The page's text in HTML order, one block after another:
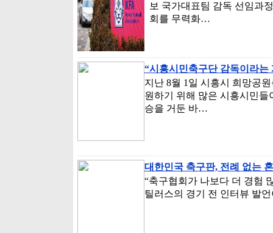
보 국가대표팀 감독 선임과
회를 무력화…
“시흥시민축구단 감독이라
지난 8월 1일 시흥시 희망공
원하기 위해 많은 시흥시민
승을 거둔 바…
대한민국 축구판, 전례 없는
“축구협회가 나보다 더 경험
틸러스의 경기 전 인터뷰 발